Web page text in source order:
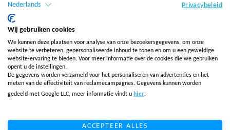
Fulfillment Italië
Fulfillment Nederland
Fulfillment Polen
Fulfillment Spanje
Fulfillment USA
Fulfillment Zweden
Magento2 Fulfillment
naar onze
+31 (0)24 7113370
Nederlands Privacybeleid
Wij gebruiken cookies
We kunnen deze plaatsen voor analyse van onze bezoekersgegevens, om onze
website te verbeteren, gepersonaliseerde inhoud te tonen en om u een geweldige
website-ervaring te bieden. Voor meer informatie over de cookies die we gebruiken
opent u de instellingen.
De gegevens worden verzameld voor het personaliseren van advertenties en het
meten van de effectiviteit van reclamecampagnes. Gegevens kunnen worden
gedeeld met Google LLC, meer informatie vindt u hier.
ACCEPTEER ALLES